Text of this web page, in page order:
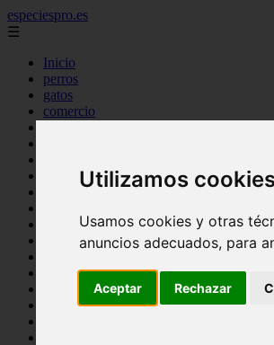
Utilizamos
Usamos cookies y otras
anuncios adecuados, para
Aceptar Rechazar
especiespro.es
☰
Inicio
perros
gatos
comercio
tenencia responsable
mantenimiento
bienestar
peque os mam feros
verano